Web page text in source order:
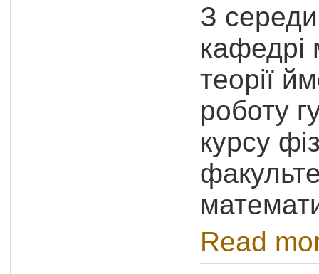
З
кафедрі
теорії
роботу
курсу
Read